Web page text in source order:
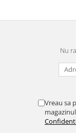
Nu
Vreau sa